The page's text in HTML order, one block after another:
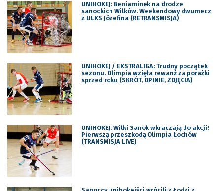
UNIHOKEJ: Beniaminek na drodze
sanockich Wilków. Weekendowy dwumecz
z ULKS Józefina (RETRANSMISJA)
UNIHOKEJ / EKSTRALIGA: Trudny początek
sezonu. Olimpia wzięła rewanż za porażki
sprzed roku (SKRÓT, OPINIE, ZDJĘCIA)
UNIHOKEJ: Wilki Sanok wkraczają do akcji!
Pierwszą przeszkodą Olimpia Łochów
(TRANSMISJA LIVE)